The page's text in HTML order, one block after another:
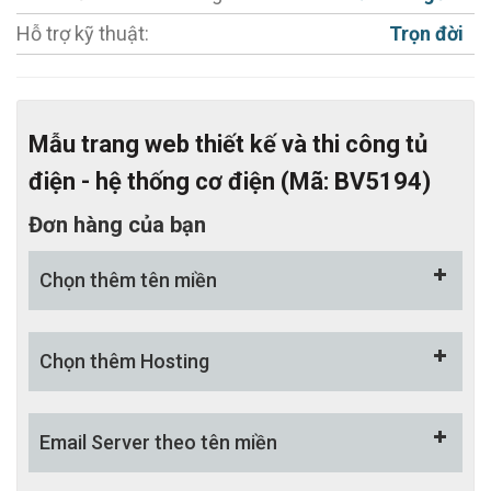
- Tính năng Zoom, lật ảnh.
- MIỄN PHÍ Tích hợp công cụ chat trực tuyến
- Hỗ trợ tối đa cho việc chăm sóc khách hàng.
- Thiết kế web chuẩn SEO, đầy đủ các công cụ hỗ trợ
SEO.
+ Thẻ meta cho từng sản phẩm, tin tức
+ Thẻ tags cho từng sản phẩm, tin tức
- Hệ thống quản trị đẹp mắt, thân thiện và dễ sử
dụng.
Hỗ trợ kỹ thuật:
Trọn đời
Mẫu trang web thiết kế và thi công tủ
điện - hệ thống cơ điện (Mã: BV5194)
Đơn hàng của bạn
Chọn thêm tên miền
Chọn thêm Hosting
Email Server theo tên miền